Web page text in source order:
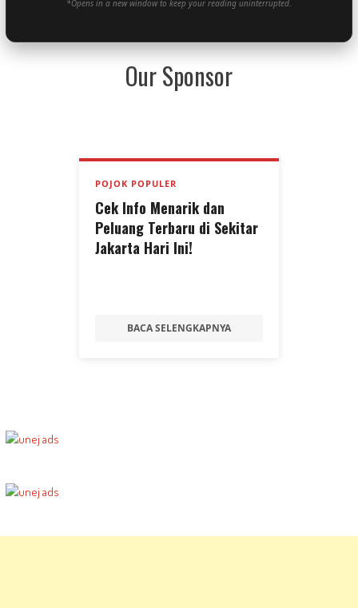
*Opens in a new window to keep your reading uninterrupted.
Our Sponsor
POJOK POPULER
Cek Info Menarik dan
Peluang Terbaru di Sekitar
Jakarta Hari Ini!
BACA SELENGKAPNYA